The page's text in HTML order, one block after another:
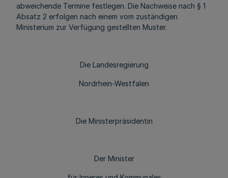
abweichende Termine festlegen. Die Nachweise nach § 1
Absatz 2 erfolgen nach einem vom zuständigen
Ministerium zur Verfügung gestellten Muster.
Die Landesregierung
Nordrhein-Westfalen
Die Ministerpräsidentin
Der Minister